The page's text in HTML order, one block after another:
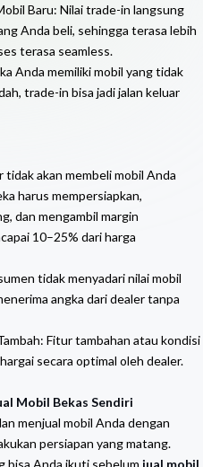
Baru: Nilai trade-in langsung
Anda beli, sehingga terasa lebih
terasa seamless.
Anda memiliki mobil yang tidak
trade-in bisa jadi jalan keluar
tidak akan membeli mobil Anda
harus mempersiapkan,
dan mengambil margin
10–25% dari harga
tidak menyadari nilai mobil
angka dari dealer tanpa
Fitur tambahan atau kondisi
secara optimal oleh dealer.
Mobil Bekas Sendiri
menjual mobil Anda dengan
persiapan yang matang.
bisa Anda ikuti sebelum jual mobil